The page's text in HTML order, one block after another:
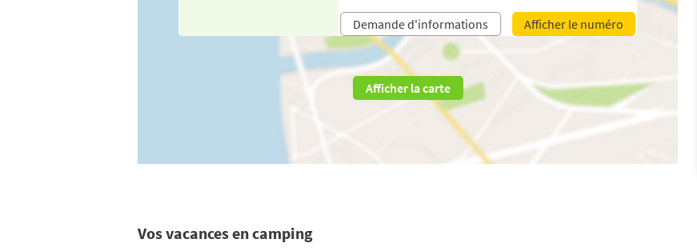
Demande d'informations Afficher le numéro
Afficher la carte
Vos vacances en camping